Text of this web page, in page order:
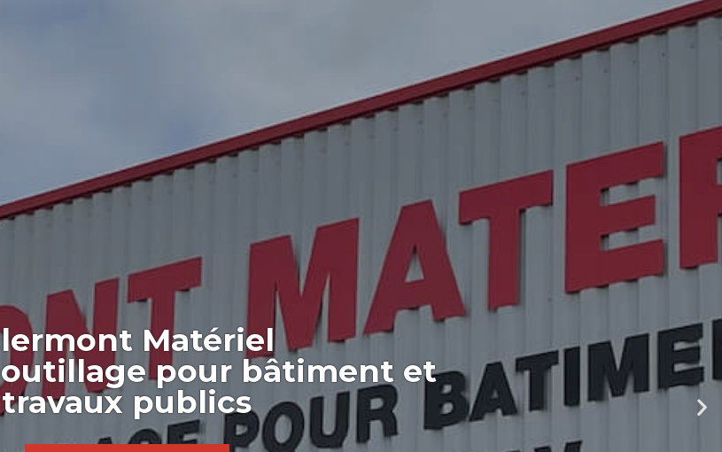
Matériel
pour bâtiment et
travaux publics